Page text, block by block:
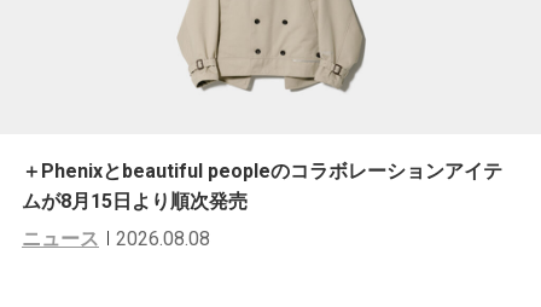
＋Phenixとbeautiful peopleのコラボレーションアイテ
ムが8月15日より順次発売
ニュース
2026.08.08